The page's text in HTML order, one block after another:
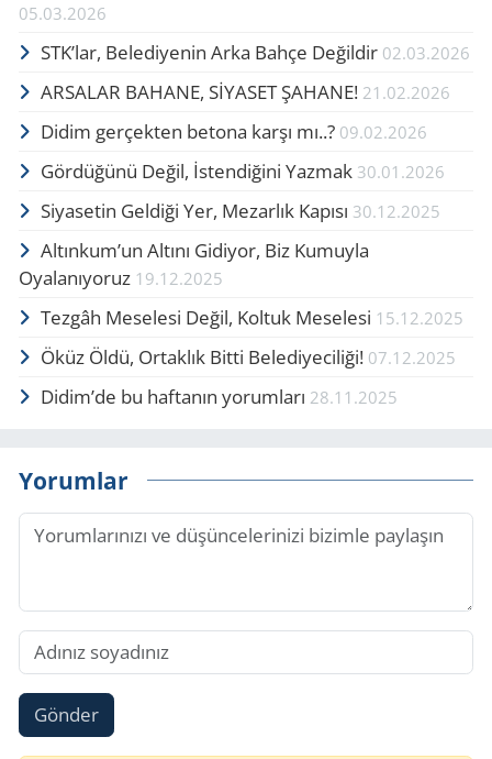
05.03.2026
STK’lar, Belediyenin Arka Bahçe De­ğil­dir 02.03.2026
AR­SA­LAR BA­HA­NE, SİYASET ŞA­HA­NE! 21.02.2026
Didim ger­çek­ten be­to­na karşı mı..? 09.02.2026
Gör­dü­ğü­nü Değil, İsten­di­ği­ni Yaz­mak 30.01.2026
Siyasetin Geldiği Yer, Mezarlık Kapısı 30.12.2025
Altınkum’un Altını Gidiyor, Biz Kumuyla
Oyalanıyoruz 19.12.2025
Tezgâh Meselesi Değil, Koltuk Meselesi 15.12.2025
Öküz Öldü, Or­tak­lık Bitti Belediyeciliği! 07.12.2025
Didim’de bu haftanın yorumları 28.11.2025
Yorumlar
Gönder